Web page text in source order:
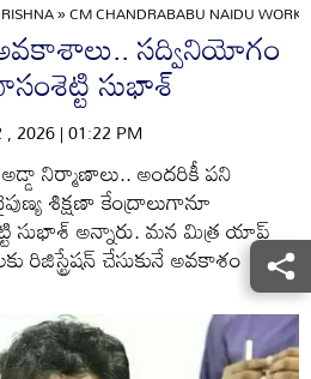
»CM CHANDRABABU NAIDU
సద్వినియోగం
సుభాశ్
2026 | 01:22 PM
నిర్మాణాలు.. అందరికీ పని
శిక్షణా కేంద్రాలుగానూ
సుభాశ్ అన్నారు. మన మిత్ర యాప్
రిజిస్ట్రేషన్ చేసుకునే అవకాశం